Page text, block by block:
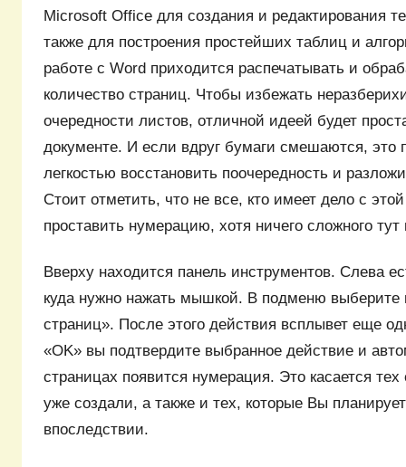
Microsoft Office для создания и редактирования
также для построения простейших таблиц и
работе с Word приходится распечатывать и
количество страниц. Чтобы избежать
очередности листов, отличной идеей будет
документе. И если вдруг бумаги смешаются, это
легкостью восстановить поочередность и
Стоит отметить, что не все, кто имеет дело с
проставить нумерацию, хотя ничего сложного тут
Вверху находится панель инструментов. Слева
куда нужно нажать мышкой. В подменю выберите
страниц». После этого действия всплывет еще
«OK» вы подтвердите выбранное действие и
страницах появится нумерация. Это касается
уже создали, а также и тех, которые Вы
впоследствии.